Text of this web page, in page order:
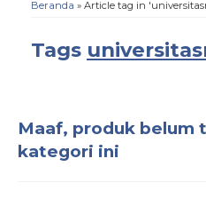
Beranda » Article tag in
Tags
Maaf, produk belum
kategori ini